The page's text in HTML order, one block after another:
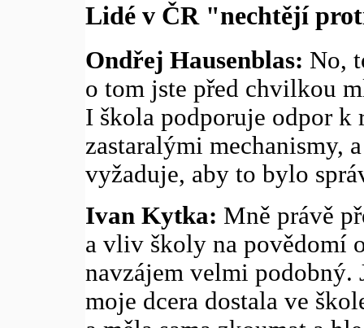
Lidé v ČR "nechtějí
Ondřej Hausenblas: No,
o tom jste před chvilkou
I škola podporuje odpor k
zastaralými mechanismy,
vyžaduje, aby to bylo
Ivan Kytka: Mně právě
a vliv školy na povědomí
navzájem velmi podobný.
moje dcera dostala ve